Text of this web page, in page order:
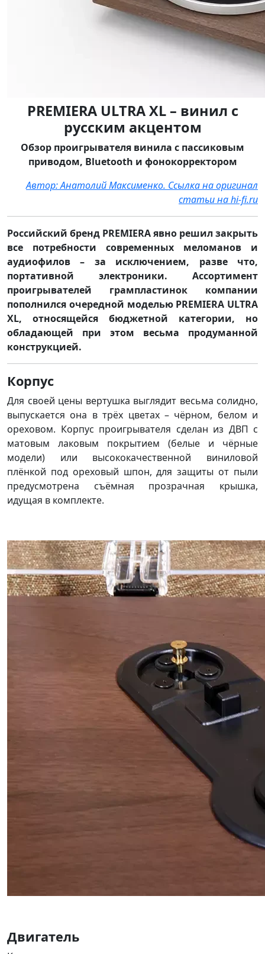
PREMIERA ULTRA XL – винил с
русским акцентом
Обзор проигрывателя винила с пассиковым
приводом, Bluetooth и фонокорректором
Автор: Анатолий Максименко. Ссылка на оригинал
статьи на hi-fi.ru
Российский бренд PREMIERA явно решил закрыть
все потребности современных меломанов и
аудиофилов – за исключением, разве что,
портативной электроники. Ассортимент
проигрывателей грампластинок компании
пополнился очередной моделью PREMIERA ULTRA
XL, относящейся бюджетной категории, но
обладающей при этом весьма продуманной
конструкцией.
Корпус
Для своей цены вертушка выглядит весьма солидно,
выпускается она в трёх цветах – чёрном, белом и
ореховом. Корпус проигрывателя сделан из ДВП с
матовым лаковым покрытием (белые и чёрные
модели) или высококачественной виниловой
плёнкой под ореховый шпон, для защиты от пыли
предусмотрена съёмная прозрачная крышка,
идущая в комплекте.
Двигатель